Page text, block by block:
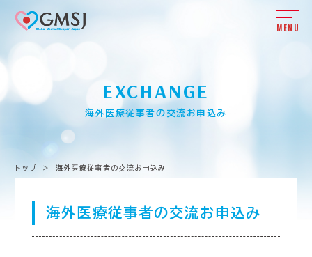
EXCHANGE
海外医療従事者の交流お申込み
トップ > 海外医療従事者の交流お申込み
海外医療従事者の交流お申込み
MENU